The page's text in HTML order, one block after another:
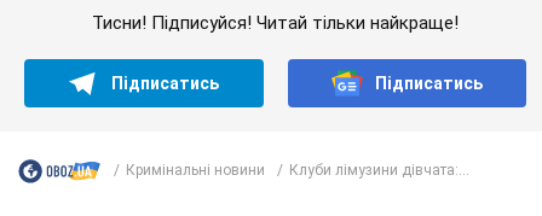
Тисни! Підписуйся! Читай тільки найкраще!
Підписатись Підписатись
Кримінальні новини Клуби лімузини дівчата:...